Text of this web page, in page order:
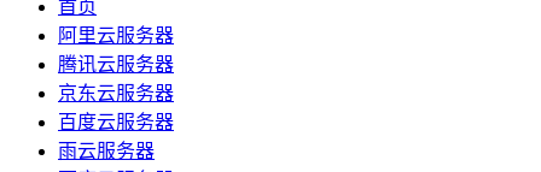
首页
阿里云服务器
腾讯云服务器
京东云服务器
百度云服务器
雨云服务器